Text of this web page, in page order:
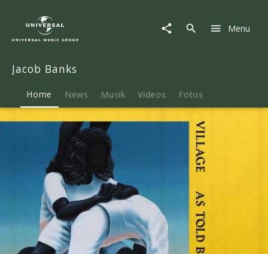
Musik
Merch
Menu
Jacob Banks
Home News Musik Videos Fotos